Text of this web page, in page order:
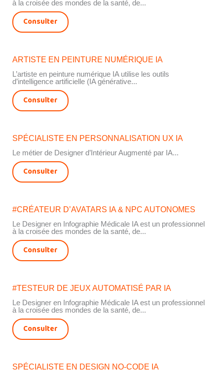
à la croisée des mondes de la santé, de...
Consulter
ARTISTE EN PEINTURE NUMÉRIQUE IA
L’artiste en peinture numérique IA utilise les outils
d’intelligence artificielle (IA générative...
Consulter
SPÉCIALISTE EN PERSONNALISATION UX IA
Le métier de Designer d’Intérieur Augmenté par IA...
Consulter
#CRÉATEUR D’AVATARS IA & NPC AUTONOMES
Le Designer en Infographie Médicale IA est un professionnel
à la croisée des mondes de la santé, de...
Consulter
#TESTEUR DE JEUX AUTOMATISÉ PAR IA
Le Designer en Infographie Médicale IA est un professionnel
à la croisée des mondes de la santé, de...
Consulter
SPÉCIALISTE EN DESIGN NO-CODE IA